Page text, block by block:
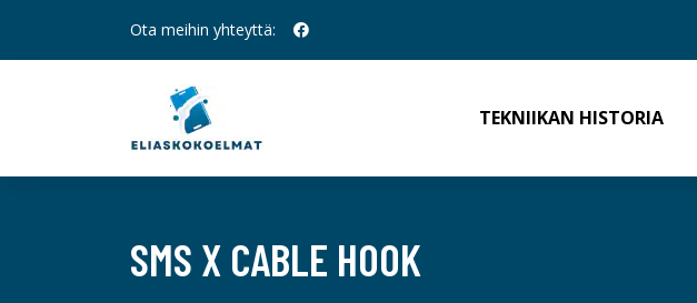
Ota meihin yhteyttä:
TEKNIIKAN HISTORIA
SMS X CABLE HOOK